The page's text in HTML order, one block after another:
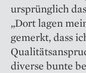
ursprünglich
„Dort lagen
gemerkt, dass
diverse bunte